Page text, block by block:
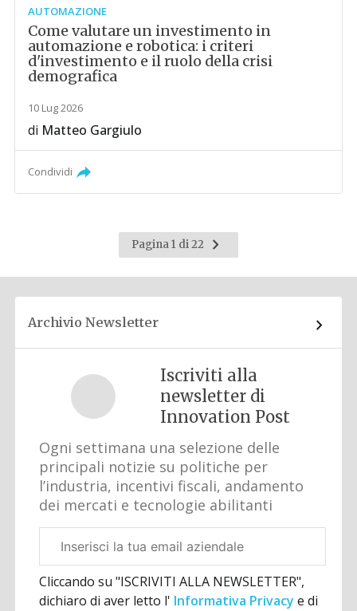
AUTOMAZIONE
Come valutare un investimento in
automazione e robotica: i criteri
d'investimento e il ruolo della crisi
demografica
10 Lug 2026
di Matteo Gargiulo
Condividi
Pagina 1 di 22
Pagina
successiva
Archivio Newsletter
Iscriviti alla
newsletter di
Innovation Post
Ogni settimana una selezione delle
principali notizie su politiche per
l’industria, incentivi fiscali, andamento
dei mercati e tecnologie abilitanti
aziendale
Cliccando su "ISCRIVITI ALLA NEWSLETTER",
dichiaro di aver letto l' Informativa Privacye di